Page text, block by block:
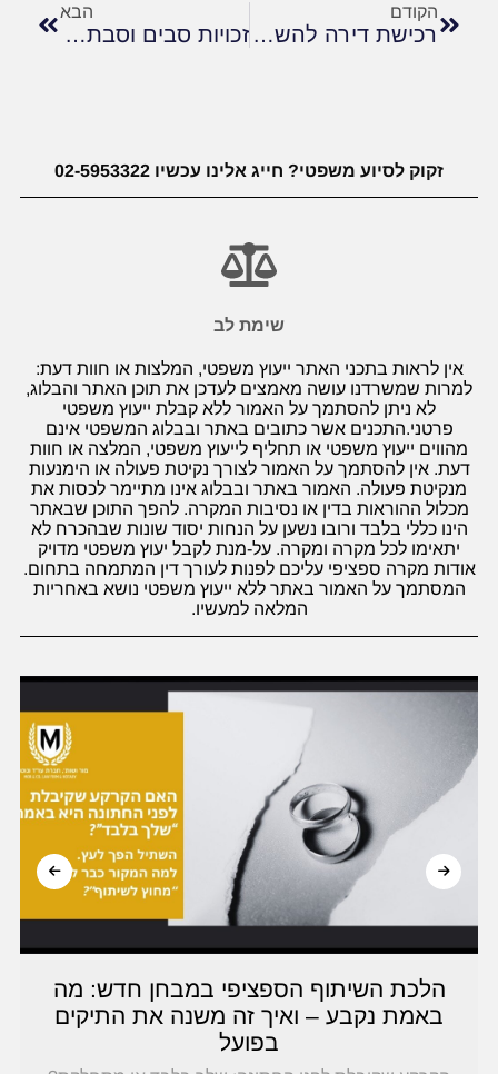
הקודם
רכישת דירה להשקעה: המדריך המשפטי למשקיע החכם
הבא
זכויות סבים וסבתות בקשר עם נכדיהם לאחר גירושין
זקוק לסיוע משפטי? חייג אלינו עכשיו 02-5953322
שימת לב
אין לראות בתכני האתר ייעוץ משפטי, המלצות או חוות דעת:
למרות שמשרדנו עושה מאמצים לעדכן את תוכן האתר והבלוג,
לא ניתן להסתמך על האמור ללא קבלת ייעוץ משפטי
פרטני.התכנים אשר כתובים באתר ובבלוג המשפטי אינם
מהווים ייעוץ משפטי או תחליף לייעוץ משפטי, המלצה או חוות
דעת. אין להסתמך על האמור לצורך נקיטת פעולה או הימנעות
מנקיטת פעולה. האמור באתר ובבלוג אינו מתיימר לכסות את
מכלול ההוראות בדין או נסיבות המקרה. להפך התוכן שבאתר
הינו כללי בלבד ורובו נשען על הנחות יסוד שונות שבהכרח לא
יתאימו לכל מקרה ומקרה. על-מנת לקבל יעוץ משפטי מדויק
אודות מקרה ספציפי עליכם לפנות לעורך דין המתמחה בתחום.
המסתמך על האמור באתר ללא ייעוץ משפטי נושא באחריות
המלאה למעשיו.
במבחן חדש: מה
משנה את התיקים
איך עוצרים
נאמנות מתקדמת